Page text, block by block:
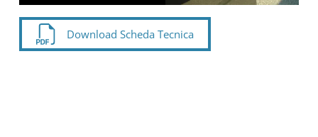
Download Scheda Tecnica